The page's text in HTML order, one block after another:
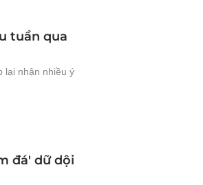
tuần qua
lại nhận nhiều ý
đá' dữ dội